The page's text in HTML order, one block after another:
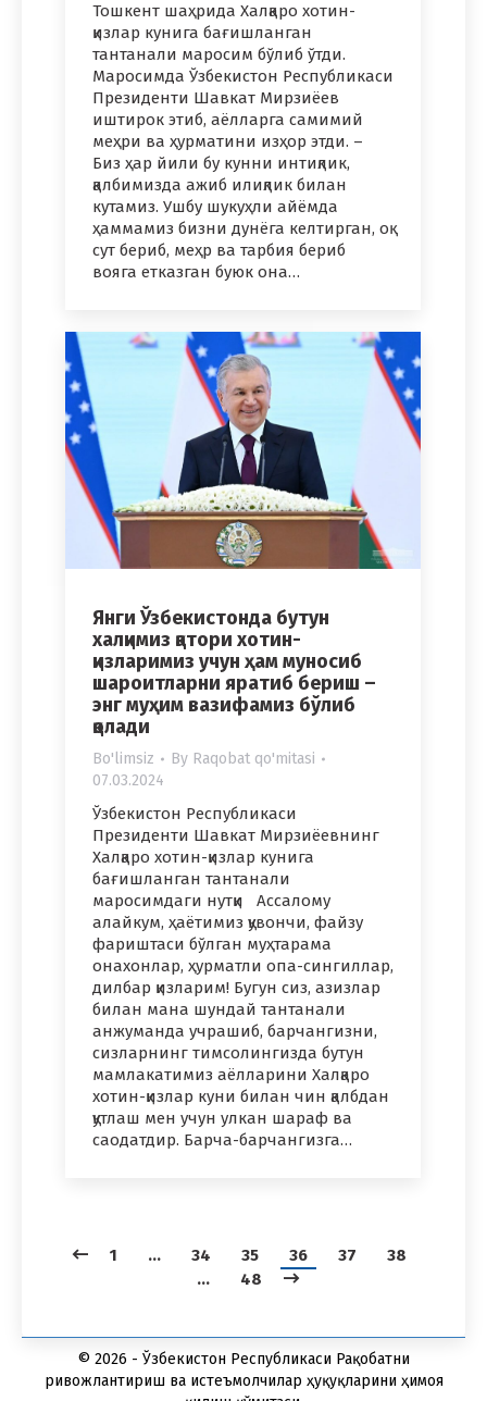
Тошкент шаҳрида Халқаро хотин-
қизлар кунига бағишланган
тантанали маросим бўлиб ўтди.
Маросимда Ўзбекистон Республикаси
Президенти Шавкат Мирзиёев
иштирок этиб, аёлларга самимий
меҳри ва ҳурматини изҳор этди. –
Биз ҳар йили бу кунни интиқлик,
қалбимизда ажиб илиқлик билан
кутамиз. Ушбу шукуҳли айёмда
ҳаммамиз бизни дунёга келтирган, оқ
сут бериб, меҳр ва тарбия бериб
вояга етказган буюк она…
Янги Ўзбекистонда бутун
халқимиз қатори хотин-
қизларимиз учун ҳам муносиб
шароитларни яратиб бериш –
энг муҳим вазифамиз бўлиб
қолади
Bo'limsiz By Raqobat qo'mitasi
07.03.2024
Ўзбекистон Республикаси
Президенти Шавкат Мирзиёевнинг
Халқаро хотин-қизлар кунига
бағишланган тантанали
маросимдаги нутқи Ассалому
алайкум, ҳаётимиз қувончи, файзу
фариштаси бўлган муҳтарама
онахонлар, ҳурматли опа-сингиллар,
дилбар қизларим! Бугун сиз, азизлар
билан мана шундай тантанали
анжуманда учрашиб, барчангизни,
сизларнинг тимсолингизда бутун
мамлакатимиз аёлларини Халқаро
хотин-қизлар куни билан чин қалбдан
қутлаш мен учун улкан шараф ва
саодатдир. Барча-барчангизга…
1 … 34 35 36 37
38
…
48
© 2026 - Ўзбекистон Республикаси Рақобатни
ривожлантириш ва истеъмолчилар ҳуқуқларини ҳимоя